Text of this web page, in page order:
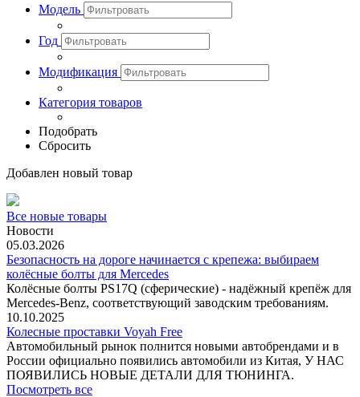
Модель
Год
Модификация
Категория товаров
Подобрать
Сбросить
Добавлен новый товар
Все новые товары
Новости
05.03.2026
Безопасность на дороге начинается с крепежа: выбираем
колёсные болты для Mercedes
Колёсные болты PS17Q (сферические) - надёжный крепёж для
Mercedes‑Benz, соответствующий заводским требованиям.
10.10.2025
Колесные проставки Voyah Free
Автомобильный рынок полнится новыми автобрендами и в
России официально появились автомобили из Китая, У НАС
ПОЯВИЛИСЬ НОВЫЕ ДЕТАЛИ ДЛЯ ТЮНИНГА.
Посмотреть все